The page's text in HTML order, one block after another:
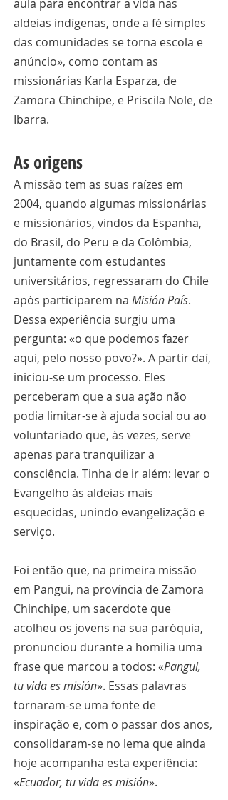
aula para encontrar a vida nas
aldeias indígenas, onde a fé simples
das comunidades se torna escola e
anúncio», como contam as
missionárias Karla Esparza, de
Zamora Chinchipe, e Priscila Nole, de
Ibarra.
As origens
A missão tem as suas raízes em
2004, quando algumas missionárias
e missionários, vindos da Espanha,
do Brasil, do Peru e da Colômbia,
juntamente com estudantes
universitários, regressaram do Chile
após participarem na Misión País.
Dessa experiência surgiu uma
pergunta: «o que podemos fazer
aqui, pelo nosso povo?». A partir daí,
iniciou-se um processo. Eles
perceberam que a sua ação não
podia limitar-se à ajuda social ou ao
voluntariado que, às vezes, serve
apenas para tranquilizar a
consciência. Tinha de ir além: levar o
Evangelho às aldeias mais
esquecidas, unindo evangelização e
serviço.
Foi então que, na primeira missão
em Pangui, na província de Zamora
Chinchipe, um sacerdote que
acolheu os jovens na sua paróquia,
pronunciou durante a homilia uma
frase que marcou a todos: «Pangui,
tu vida es misión». Essas palavras
tornaram-se uma fonte de
inspiração e, com o passar dos anos,
consolidaram-se no lema que ainda
hoje acompanha esta experiência:
«Ecuador, tu vida es misión».